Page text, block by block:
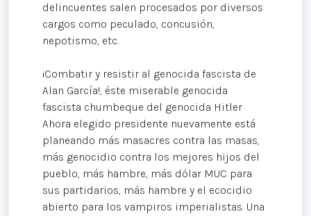
delincuentes salen procesados por diversos
cargos como peculado, concusión,
nepotismo, etc.
¡Combatir y resistir al genocida fascista de
Alan García!, éste miserable genocida
fascista chumbeque del genocida Hitler
Ahora elegido presidente nuevamente está
planeando más masacres contra las masas,
más genocidio contra los mejores hijos del
pueblo, más hambre, más dólar MUC para
sus partidarios, más hambre y el ecocidio
abierto para los vampiros imperialistas. Una